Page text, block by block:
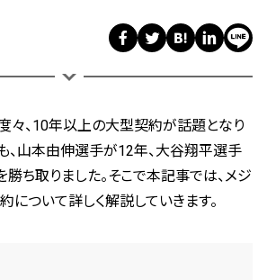
々、10年以上の大型契約が話題となり
、山本由伸選手が12年、大谷翔平選手
ち取りました。そこで本記事では、メジ
について詳しく解説していきます。